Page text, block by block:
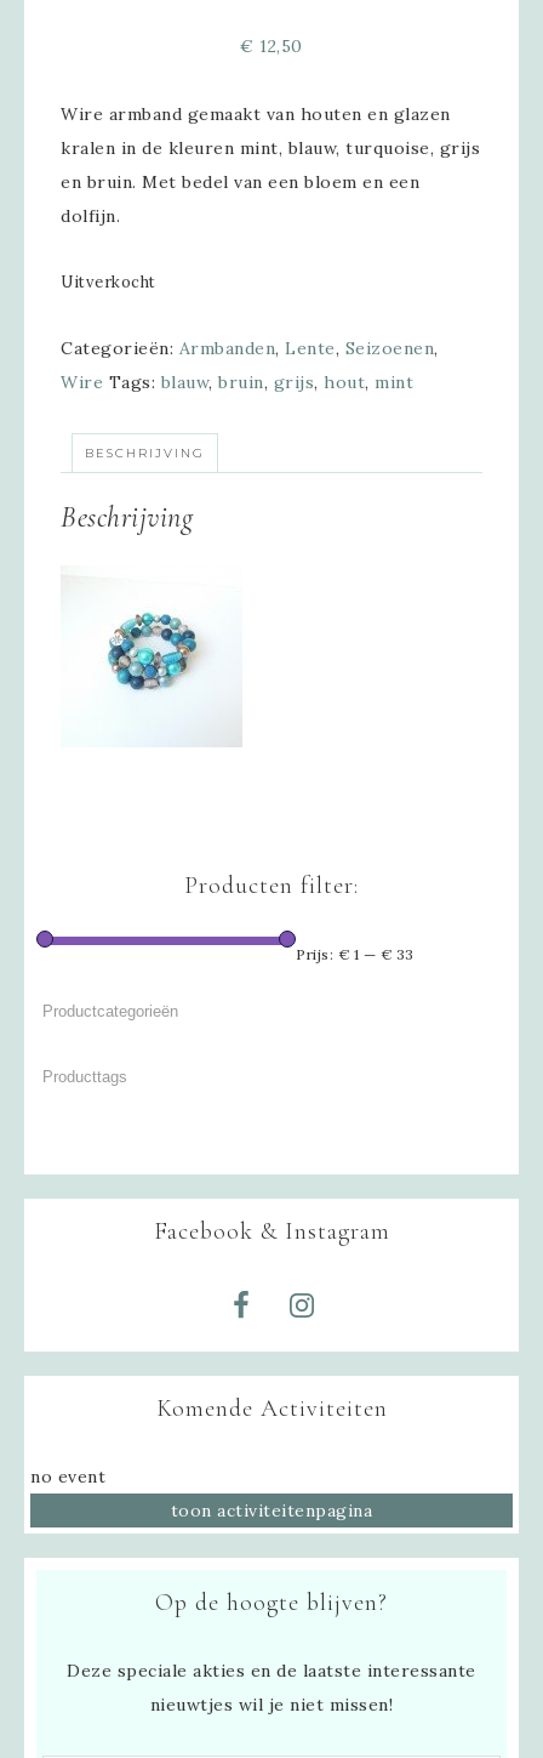
€ 12,50
Wire armband gemaakt van houten en glazen
kralen in de kleuren mint, blauw, turquoise, grijs
en bruin. Met bedel van een bloem en een
dolfijn.
Uitverkocht
Categorieën: Armbanden, Lente, Seizoenen,
Wire Tags: blauw, bruin, grijs, hout, mint
BESCHRIJVING
Beschrijving
Producten filter:
Prijs: € 1 — € 33
Facebook & Instagram
Komende Activiteiten
no event
toon activiteitenpagina
Op de hoogte blijven?
Deze speciale akties en de laatste interessante
nieuwtjes wil je niet missen!